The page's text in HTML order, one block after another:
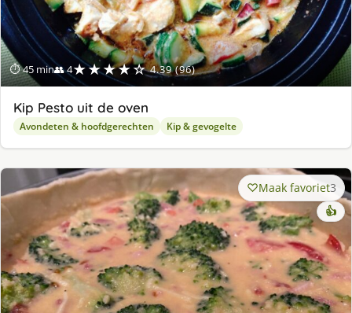
⏱ 45 min👥 4★★★★☆ 4.39 (96)
Kip Pesto uit de oven
Avondeten & hoofdgerechten Kip & gevogelte
Maak favoriet3
👍